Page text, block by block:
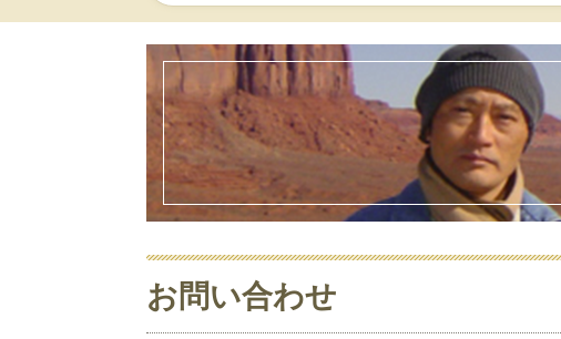
お問い合わせ